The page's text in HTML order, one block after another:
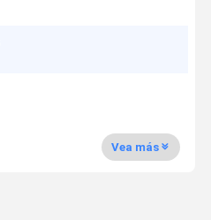
Vea más